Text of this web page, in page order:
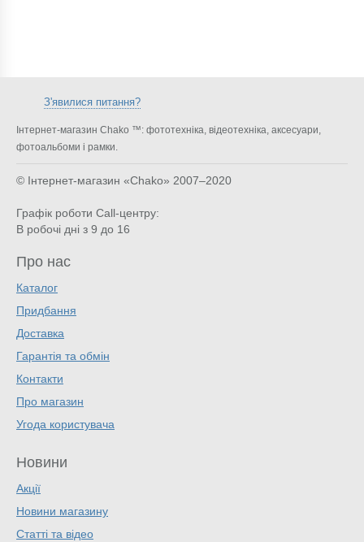
З'явилися питання?
Інтернет-магазин Chako ™: фототехніка, відеотехніка, аксесуари,
фотоальбоми і рамки.
© Інтернет-магазин «Chako» 2007–2020
Графік роботи Call-центру:
В робочі дні з 9 до 16
Про нас
Каталог
Придбання
Доставка
Гарантія та обмін
Контакти
Про магазин
Угода користувача
Новини
Акції
Новини магазину
Статті та відео